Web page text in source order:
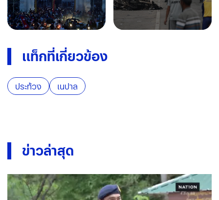
แท็กที่เกี่ยวข้อง
ประท้วง เนปาล
ข่าวล่าสุด